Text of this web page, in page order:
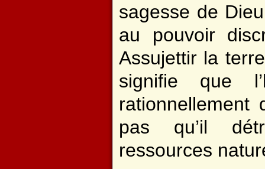
sagesse de
au pouvoir
Assujettir la
signifie que
pas qu’il
ressources